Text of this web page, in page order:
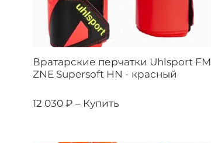
Вратарские перчатки Uhlsport FM
ZNE Supersoft HN - красный
12 030 ₽ – Купить